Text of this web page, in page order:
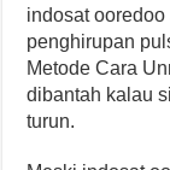
indosat
penghirupan
Metode Cara
dibantah kalau
turun.